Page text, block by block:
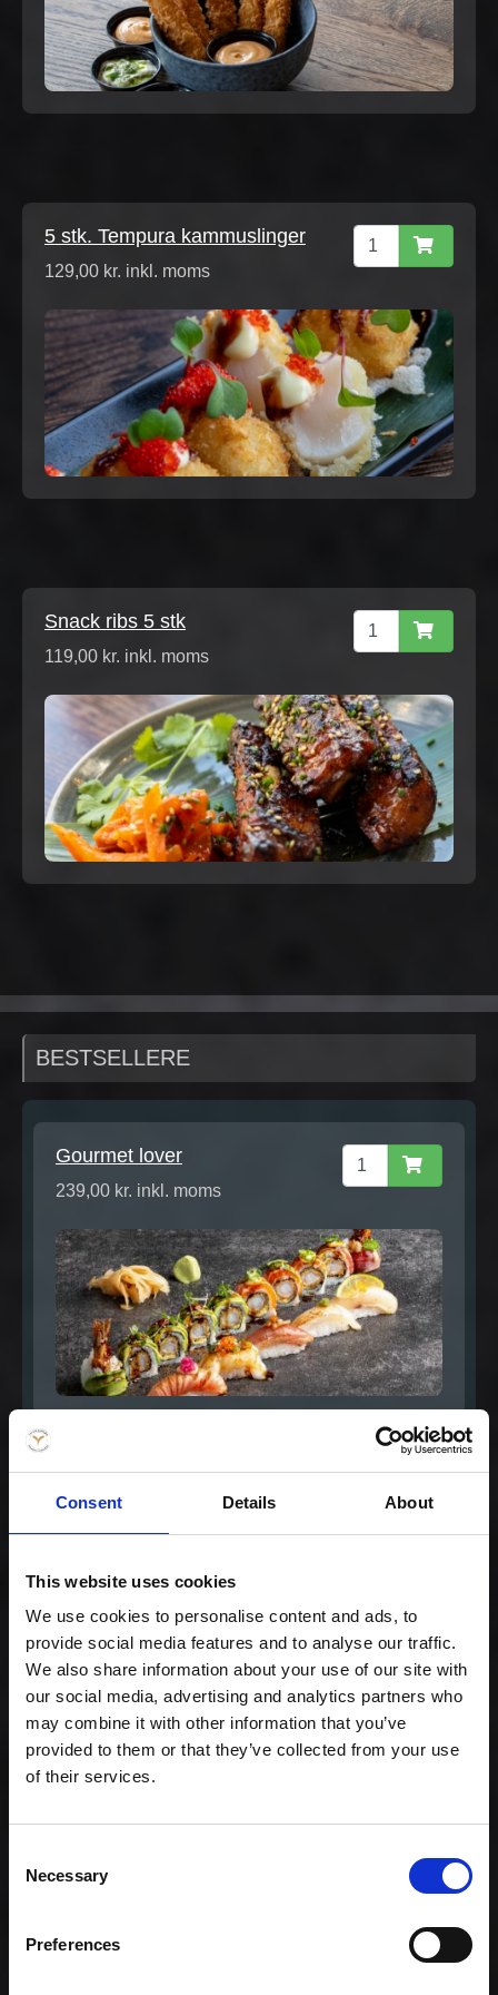
Consent Details About
This website uses cookies
We use cookies to personalise content and ads, to
provide social media features and to analyse our traffic.
We also share information about your use of our site with
our social media, advertising and analytics partners who
may combine it with other information that you’ve
provided to them or that they’ve collected from your use
of their services.
Selection
Necessary
Preferences
5 stk. Tempura kammuslinger
129,00 kr. inkl. moms
Snack ribs 5 stk
119,00 kr. inkl. moms
BESTSELLERE
Gourmet lover
239,00 kr. inkl. moms
Celebration - Family (80)
moms